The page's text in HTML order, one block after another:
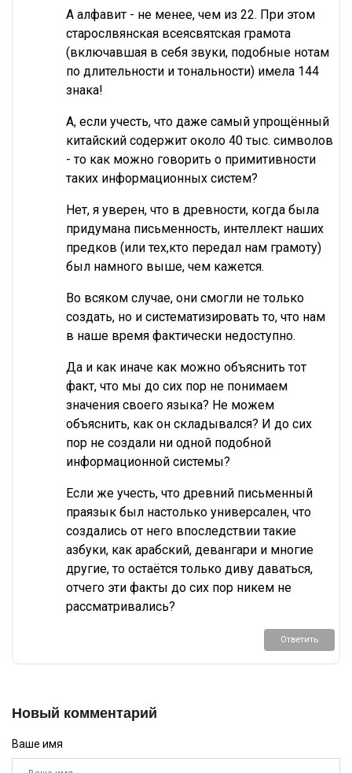
А алфавит - не менее, чем из 22. При этом
старослвянская всеясвятская грамота
(включавшая в себя звуки, подобные нотам
по длительности и тональности) имела 144
знака!
А, если учесть, что даже самый упрощённый
китайский содержит около 40 тыс. символов
- то как можно говорить о примитивности
таких информационных систем?
Нет, я уверен, что в древности, когда была
придумана письменность, интеллект наших
предков (или тех,кто передал нам грамоту)
был намного выше, чем кажется.
Во всяком случае, они смогли не только
создать, но и систематизировать то, что нам
в наше время фактически недоступно.
Да и как иначе как можно объяснить тот
факт, что мы до сих пор не понимаем
значения своего языка? Не можем
объяснить, как он складывался? И до сих
пор не создали ни одной подобной
информационной системы?
Если же учесть, что древний письменный
праязык был настолько универсален, что
создались от него впоследствии такие
азбуки, как арабский, девангари и многие
другие, то остаётся только диву даваться,
отчего эти факты до сих пор никем не
рассматривались?
Ответить
Новый комментарий
Ваше имя